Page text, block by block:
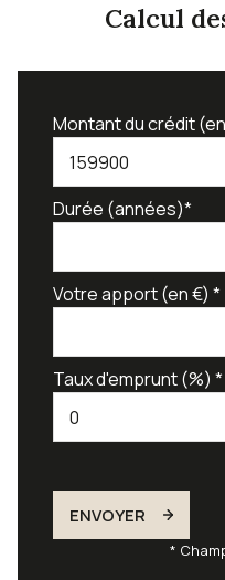
Calcul
Montant du crédit
Durée (années)*
Votre apport (en €) *
Taux d'emprunt (%) *
ENVOYER
*